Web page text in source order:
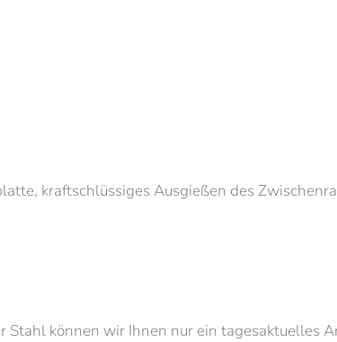
kraftschlüssiges Ausgießen des
können wir Ihnen nur ein tagesaktuelles